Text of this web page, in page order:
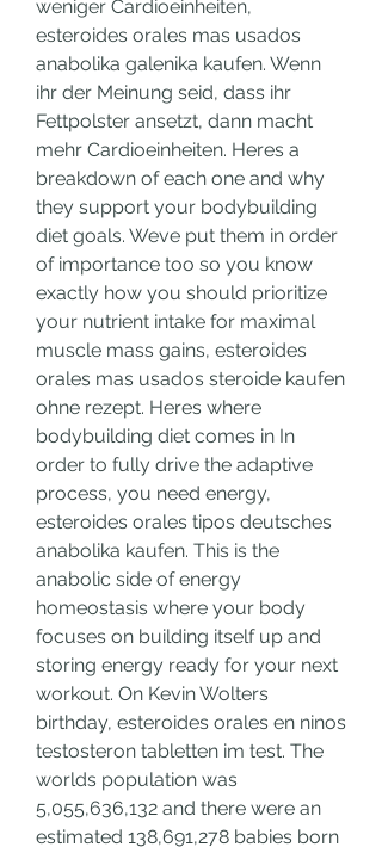
weniger Cardioeinheiten,
esteroides orales mas usados
anabolika galenika kaufen. Wenn
ihr der Meinung seid, dass ihr
Fettpolster ansetzt, dann macht
mehr Cardioeinheiten. Heres a
breakdown of each one and why
they support your bodybuilding
diet goals. Weve put them in order
of importance too so you know
exactly how you should prioritize
your nutrient intake for maximal
muscle mass gains, esteroides
orales mas usados steroide kaufen
ohne rezept. Heres where
bodybuilding diet comes in In
order to fully drive the adaptive
process, you need energy,
esteroides orales tipos deutsches
anabolika kaufen. This is the
anabolic side of energy
homeostasis where your body
focuses on building itself up and
storing energy ready for your next
workout. On Kevin Wolters
birthday, esteroides orales en ninos
testosteron tabletten im test. The
worlds population was
5,055,636,132 and there were an
estimated 138,691,278 babies born